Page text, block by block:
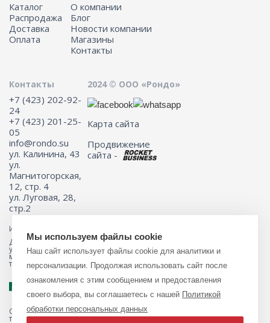
Каталог
Распродажа
Доставка
Оплата
О компании
Блог
Новости компании
Магазины
Контакты
Контакты
+7 (423) 202-92-
24
+7 (423) 201-25-
05
info@rondo.su
ул. Калинина, 43
ул.
Магнитогорская,
12, стр. 4
ул. Луговая, 28,
стр.2
2024 © ООО «Рондо»
Карта сайта
Продвижение
сайта -
Информация на сайте не является публичной офертой.
Для получения подробной информации о наличии и стоимости
указанных товаров и (или) услуг, пожалуйста, обращайтесь к
менеджеру сайта с помощью специальной формы связи или по
телефону 8 (423) 201-25-05
Обращаем ваше внимание на то, что данный интернет-магазин, а
также вся информация о товарах и ценах, предоставленная на нём,
Мы используем файлы cookie
Наш сайт использует файлы cookie для аналитики и
персонализации. Продолжая использовать сайт после
ознакомления с этим сообщением и предоставления
своего выбора, вы соглашаетесь с нашей Политикой
обработки персональных данных